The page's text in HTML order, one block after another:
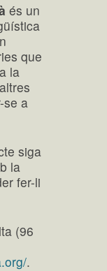
és un
que
la
se a
siga
la
fer-li
(96
.